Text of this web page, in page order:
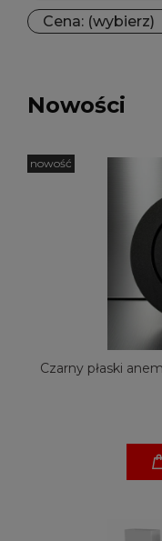
Cena: (wybierz)
Nowości
Czarny płaski
nowość